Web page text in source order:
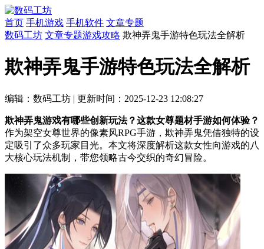
首页 手机游戏 手机软件 文章专题
数码工坊 文章专题游戏攻略 欺神弄鬼手游特色玩法全解析
欺神弄鬼手游特色玩法全解析
编辑：数码工坊 | 更新时间：2025-12-23 12:08:27
欺神弄鬼游戏有哪些创新玩法？这款女尊题材手游如何体验？
作为架空女尊世界的像素风RPG手游，欺神弄鬼凭借独特的设
定吸引了众多玩家目光。本文将深度解析这款女性向游戏的八
大核心玩法机制，带您领略古今交织的奇幻冒险。